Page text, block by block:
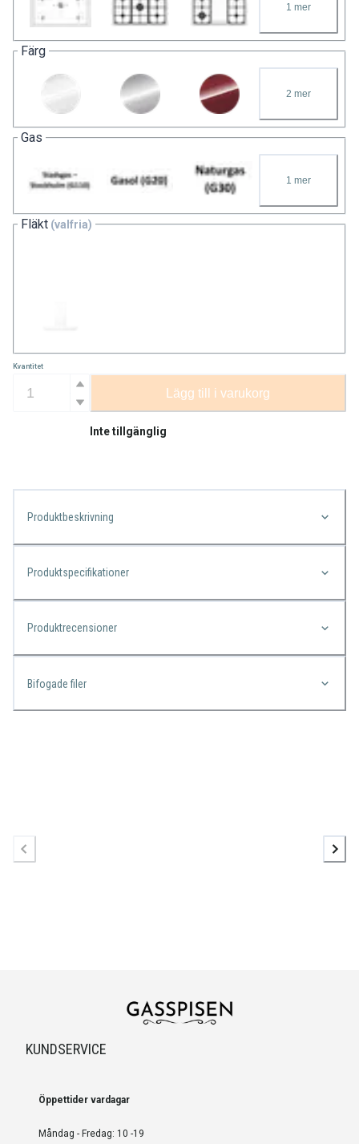
1 mer
Färg
2 mer
Gas
1 mer
Fläkt (valfria)
Kvantitet
Lägg till i varukorg
Inte tillgänglig
Produktbeskrivning
Produktspecifikationer
Produktrecensioner
Bifogade filer
KUNDSERVICE
Öppettider vardagar
Måndag - Fredag: 10 -19